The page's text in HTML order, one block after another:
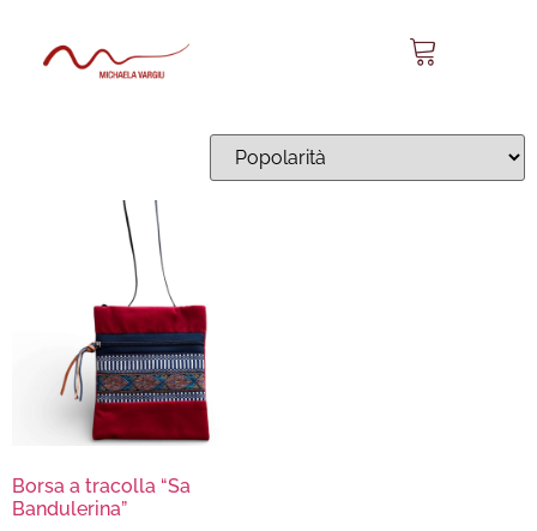
Sa Bandulerina 01
Borsa a tracolla “Sa
Bandulerina”